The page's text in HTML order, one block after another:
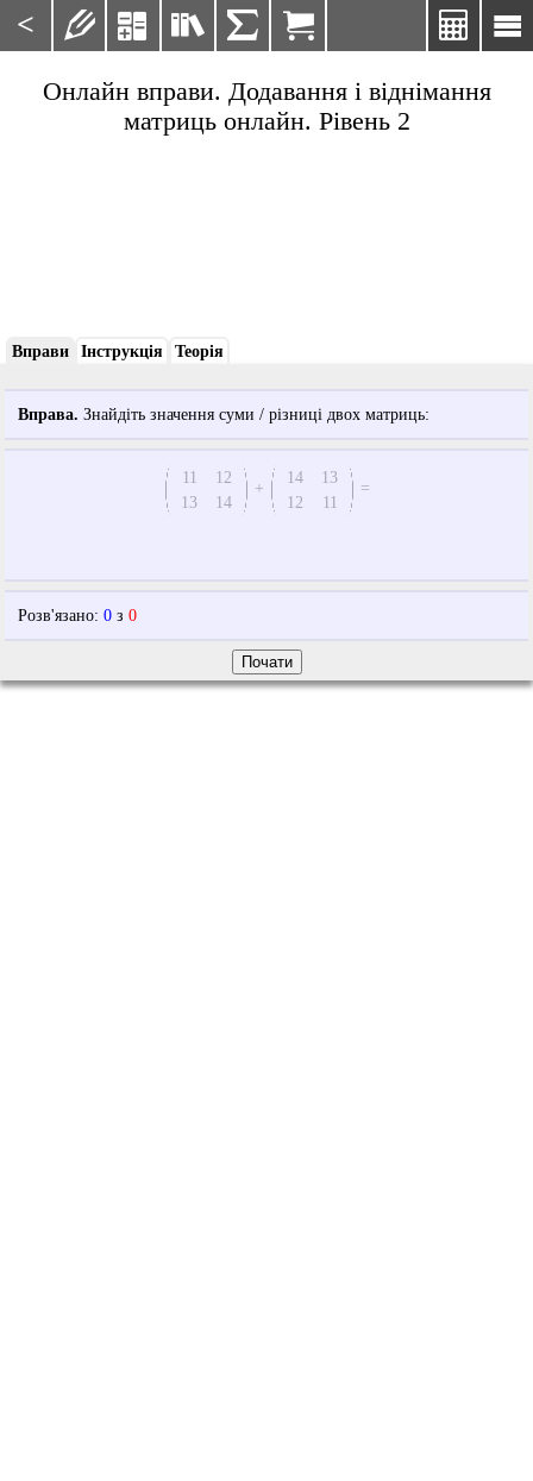
< 

    
Онлайн вправи. Додавання і віднімання
матриць онлайн. Рівень 2
Вправи Інструкція Теорія
Вправа. Знайдіть значення суми / різниці двох матриць:
11
12
13
14
+
14
13
12
11
=
Розв'язано: 0з 0